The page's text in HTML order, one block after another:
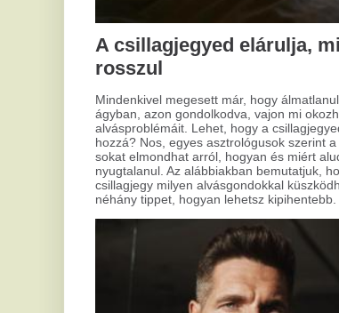
ellen: hajtetoválás és
mikropigmentáció
A hajhullás és kopaszodás sokak számára okoz
nem csak az idősebbek, de fiatalabb férfiak körében is.
Számos kezelési lehetőség áll rendelkezésre, de a
hajtetoválás és mikropigmentáció talán kevésbé ismert,
pedig sok előnnyel szolgál a diszkrét és hatékony
megoldások keresőinek.